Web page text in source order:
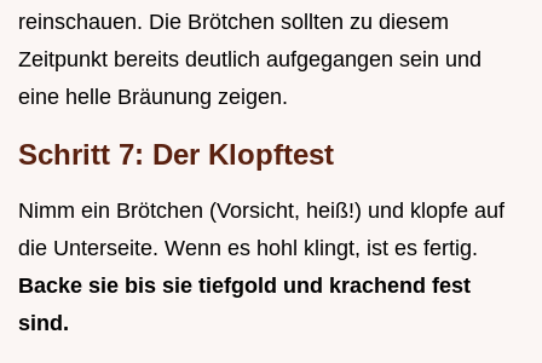
reinschauen. Die Brötchen sollten zu diesem
Zeitpunkt bereits deutlich aufgegangen sein und
eine helle Bräunung zeigen.
Schritt 7: Der Klopftest
Nimm ein Brötchen (Vorsicht, heiß!) und klopfe auf
die Unterseite. Wenn es hohl klingt, ist es fertig.
Backe sie bis sie tiefgold und krachend fest
sind.